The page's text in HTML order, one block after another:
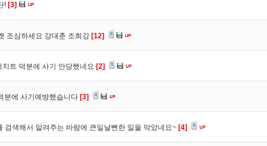
! [3]
조심하세요 강대춘 조희강 [12]
트 덕분에 사기 안당했네요 [2]
분에 사기예방했습니다 [3]
검색해서 알려주는 바람에 큰일날뻔한 일을 막았네요~ [4]